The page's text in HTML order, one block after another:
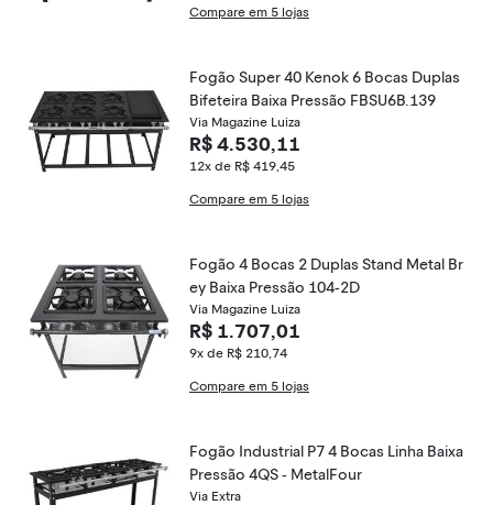
Compare em 5 lojas
Fogão Super 40 Kenok 6 Bocas Duplas
Bifeteira Baixa Pressão FBSU6B.139
Via Magazine Luiza
R$ 4.530,11
12x de R$ 419,45
Compare em 5 lojas
Fogão 4 Bocas 2 Duplas Stand Metal Br
ey Baixa Pressão 104-2D
Via Magazine Luiza
R$ 1.707,01
9x de R$ 210,74
Compare em 5 lojas
Fogão Industrial P7 4 Bocas Linha Baixa
Pressão 4QS - MetalFour
Via Extra